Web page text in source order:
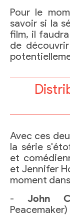
Pour le
savoir si la
film, il
de
Avec ces
la série
et
et Jennifer
moment
- John
Peacemaker)